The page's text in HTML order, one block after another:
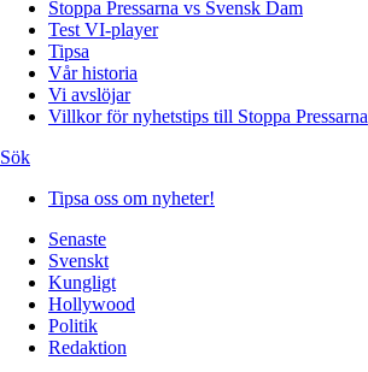
Stoppa Pressarna vs Svensk Dam
Test VI-player
Tipsa
Vår historia
Vi avslöjar
Villkor för nyhetstips till Stoppa Pressarna
Sök
Tipsa oss om nyheter!
Senaste
Svenskt
Kungligt
Hollywood
Politik
Redaktion